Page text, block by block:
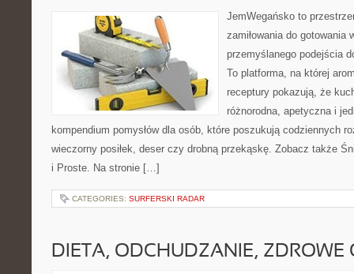
JemWegańsko to
zamiłowania do gotowania
przemyślanego podejścia
To platforma, na której
receptury pokazują, że
różnorodna, apetyczna i
kompendium pomysłów dla osób, które poszukują codziennych
wieczorny posiłek, deser czy drobną przekąskę. Zobacz także
i Proste. Na stronie […]
CATEGORIES: SURFERSKI RADAR
DIETA, ODCHUDZANIE, ZDROWE